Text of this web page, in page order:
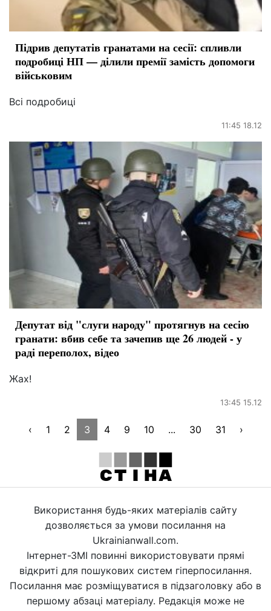
Підрив депутатів гранатами на сесії: спливли
подробиці НП — ділили премії замість допомоги
військовим
Всі подробиці
11:45 18.12
Депутат від "слуги народу" протягнув на сесію
гранати: вбив себе та зачепив ще 26 людей - у
раді переполох, відео
Жах!
13:45 15.12
‹ 1 2 3 4 9 10 ... 30 31 ›
Використання будь-яких матеріалів сайту
дозволяється за умови посилання на
Ukrainianwall.com.
Інтернет-ЗМІ повинні використовувати прямі
відкриті для пошукових систем гіперпосилання.
Посилання має розміщуватися в підзаголовку або в
першому абзаці матеріалу. Редакція може не